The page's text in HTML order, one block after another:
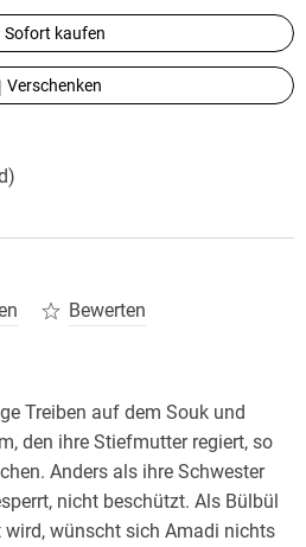
Sofort kaufen
Verschenken
Bewerten
Treiben auf dem Souk und
den ihre Stiefmutter regiert, so
Anders als ihre Schwester
nicht beschützt. Als Bülbül
wird, wünscht sich Amadi nichts